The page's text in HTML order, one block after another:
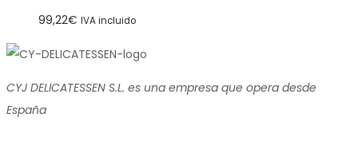
99,22€ IVA incluido
CYJ DELICATESSEN S.L. es una empresa que opera desde
España